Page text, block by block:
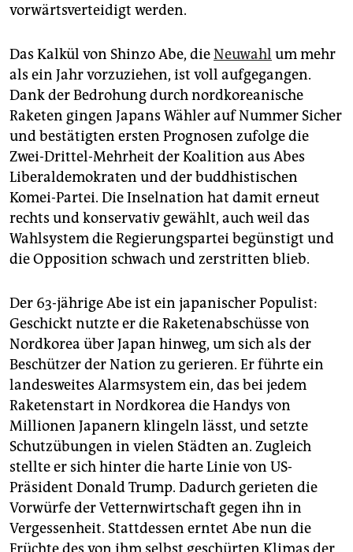
vorwärtsverteidigt werden.
Das Kalkül von Shinzo Abe, dieNeuwahl um mehr
als ein Jahr vorzuziehen, ist voll aufgegangen.
Dank der Bedrohung durch nordkoreanische
Raketen gingen Japans Wähler auf Nummer Sicher
und bestätigten ersten Prognosen zufolge die
Zwei-Drittel-Mehrheit der Koalition aus Abes
Liberaldemokraten und der buddhistischen
Komei-Partei. Die Inselnation hat damit erneut
rechts und konservativ gewählt, auch weil das
Wahlsystem die Regierungspartei begünstigt und
die Opposition schwach und zerstritten blieb.
Der 63-jährige Abe ist ein japanischer Populist:
Geschickt nutzte er die Raketenabschüsse von
Nordkorea über Japan hinweg, um sich als der
Beschützer der Nation zu gerieren. Er führte ein
landesweites Alarmsystem ein, das bei jedem
Raketenstart in Nordkorea die Handys von
Millionen Japanern klingeln lässt, und setzte
Schutzübungen in vielen Städten an. Zugleich
stellte er sich hinter die harte Linie von US-
Präsident Donald Trump. Dadurch gerieten die
Vorwürfe der Vetternwirtschaft gegen ihn in
Vergessenheit. Stattdessen erntet Abe nun die
Früchte des von ihm selbst geschürten Klimas der